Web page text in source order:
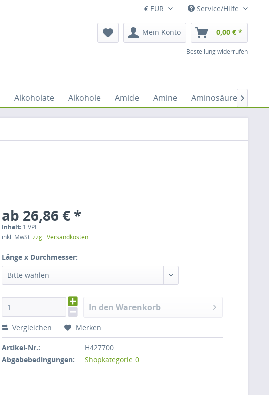
€ EUR Service/Hilfe
Mein Konto 0,00 € *
Bestellung widerrufen
Alkoholate Alkohole Amide Amine Aminosäuren
ab 26,86 € *
Inhalt: 1 VPE
inkl. MwSt.zzgl. Versandkosten
Länge x Durchmesser:
Bitte wählen
In den Warenkorb
Vergleichen Merken
Artikel-Nr.:
H427700
Abgabebedingungen:
Shopkategorie 0